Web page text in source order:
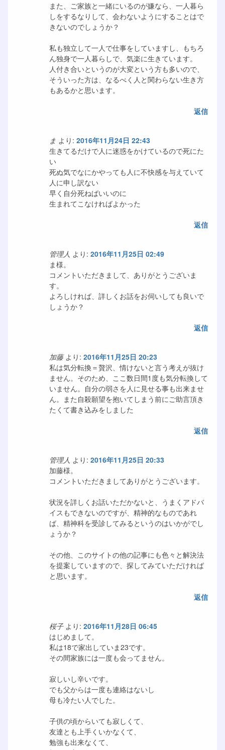
また、ご家族と一緒にいるのが嫌なら、一人暮ら
しをするなりして、会わないようにすることはで
きないのでしょうか？
私も独立して一人で仕事をしていますし、もちろ
ん独身で一人暮らしで、気楽に生きています。
人付き合いというのが大変という方も多いので、
そういった方は、なるべく人と関わらない生き方
もあるかと思います。
返信
ま より: 2016年11月24日 22:43
生きてるだけで人に迷惑をかけているので死にた
い
死ぬ気でなにかやっても人に不快感を与えていて
人に申し訳ない
早く自分死ねばいいのに
生まれてこなければよかった
返信
管理人 より: 2016年11月25日 02:49
ま様。
コメントいただきまして、ありがとうございま
す。
よろしければ、詳しくお話をお伺いしても良いで
しょうか？
返信
加藤 より: 2016年11月25日 20:23
私は気分転換＝贅沢、情けないと言う考えが抜け
ません。そのため、ここ数日間1度も気分転換して
いません。自分の弱さを人に見せる事も出来ませ
ん。また自殺願望を抱いてしまう前にご助言頂き
たくて書き込みをしました
返信
管理人 より: 2016年11月25日 20:33
加藤様。
コメントいただきましてありがとうございます。
状況を詳しくお話いただかないと、うまくアドバ
イスもできないのですが、精神的なものであれ
ば、精神科を受診してみるというのはいかがでし
ょうか？
その他、このサイトの他の記事にも色々と解決法
を提案していますので、探してみていただければ
と思います。
返信
桜子 より: 2016年11月28日 06:45
はじめまして。
私は18で家出していま23です。
その間家族には一度も会ってません。
寂しいし辛いです。
でも父からは一度も連絡はないし
母も冷たい人でした。
子供の頃からいても寂しくて、
友達とも上手くいかなくて、
勉強も出来なくて、